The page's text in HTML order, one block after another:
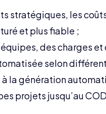
stratégiques, les
et plus fiable ;
des charges
selon
la génération
projets jusqu’au